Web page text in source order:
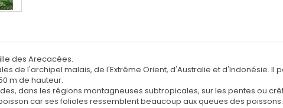
des Arecacées.
de l'archipel malais, de l'Extrême Orient, d'Australie et d'Indonésie. Il
m de hauteur.
dans les régions montagneuses subtropicales, sur les pentes ou
car ses folioles ressemblent beaucoup aux queues des poissons.